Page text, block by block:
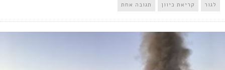
לגור קריאת כיוון תגובה אחת